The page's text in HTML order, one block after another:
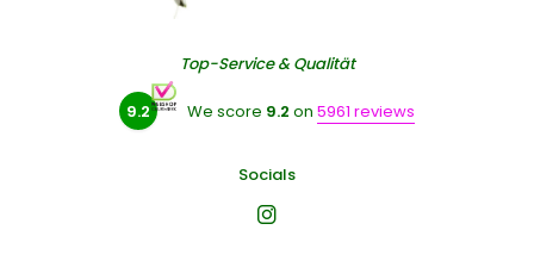
Top-Service & Qualität
9.2 We score 9.2 on 5961 reviews
Socials